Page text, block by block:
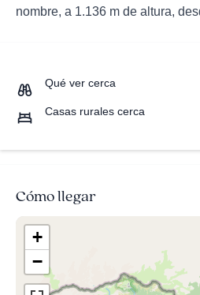
nombre, a 1.136 m de altura,
Qué ver cerca
Casas rurales cerca
Cómo llegar
+
−